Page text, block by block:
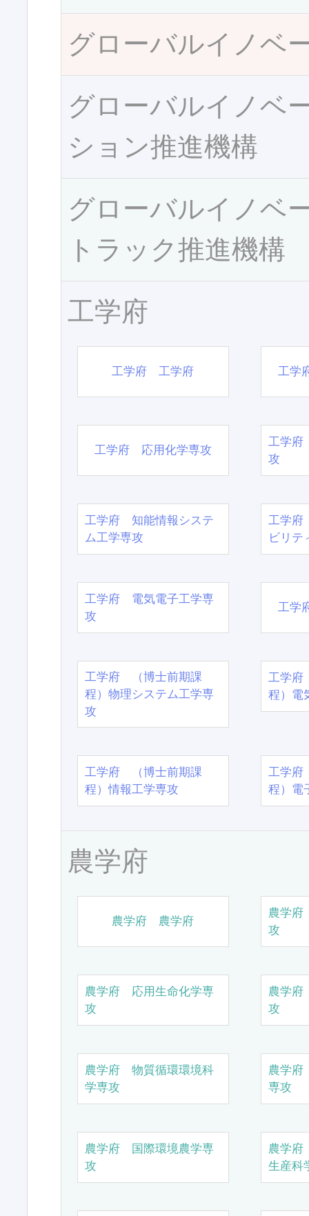
グローバルイノベ
グローバルイノベ
ション推進機構
グローバルイノベ
トラック推進機構
工学府
工学府 工学府 工学
工学府 応用化学専攻
工学府
攻
工学府 知能情報システ
ム工学専攻
工学府
ビリテ
工学府 電気電子工学専
攻
工学
工学府 （博士前期課
程）物理システム工学専
攻
工学
程）電
工学府 （博士前期課
程）情報工学専攻
工学
程）電
農学府
農学府 農学府
農学
攻
農学府 応用生命化学専
攻
農学
攻
農学府 物質循環環境科
学専攻
農学
専攻
農学府 国際環境農学専
攻
農学
生産科